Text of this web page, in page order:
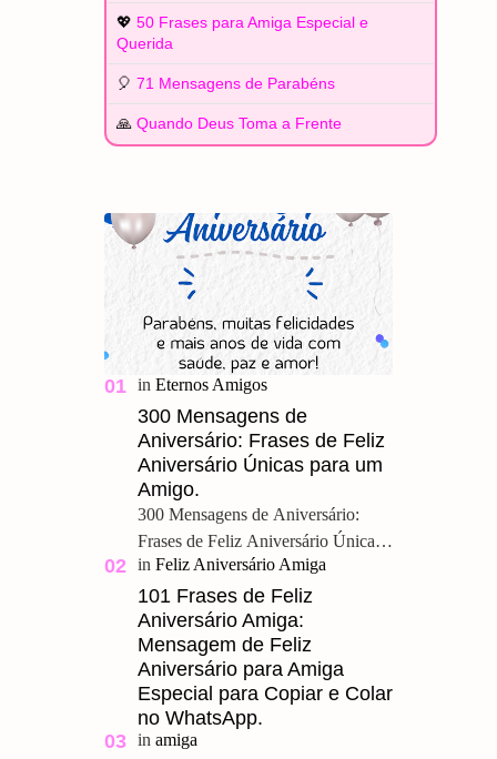
💖 50 Frases para Amiga Especial e
Querida
🎈 71 Mensagens de Parabéns
🙏 Quando Deus Toma a Frente
300 Mensagens de
Aniversário: Frases de Feliz
Aniversário Únicas para um
Amigo.
300 Mensagens de Aniversário:
Frases de Feliz Aniversário Únicas
para um Amigo. Feliz Aniversário
Meu Querido, u ma grande amizade
é um presente pre…
101 Frases de Feliz
Aniversário Amiga:
Mensagem de Feliz
Aniversário para Amiga
Especial para Copiar e Colar
no WhatsApp.